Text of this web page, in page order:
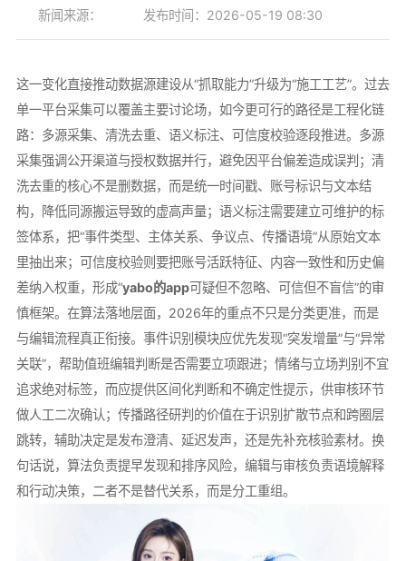
新闻来源： 发布时间：2026-05-19 08:30
这一变化直接推动数据源建设从“抓取能力”升级为“施工工艺”。过去
单一平台采集可以覆盖主要讨论场，如今更可行的路径是工程化链
路：多源采集、清洗去重、语义标注、可信度校验逐段推进。多源
采集强调公开渠道与授权数据并行，避免因平台偏差造成误判；清
洗去重的核心不是删数据，而是统一时间戳、账号标识与文本结
构，降低同源搬运导致的虚高声量；语义标注需要建立可维护的标
签体系，把“事件类型、主体关系、争议点、传播语境”从原始文本
里抽出来；可信度校验则要把账号活跃特征、内容一致性和历史偏
差纳入权重，形成“yabo的app可疑但不忽略、可信但不盲信”的审
慎框架。在算法落地层面，2026年的重点不只是分类更准，而是
与编辑流程真正衔接。事件识别模块应优先发现“突发增量”与“异常
关联”，帮助值班编辑判断是否需要立项跟进；情绪与立场判别不宜
追求绝对标签，而应提供区间化判断和不确定性提示，供审核环节
做人工二次确认；传播路径研判的价值在于识别扩散节点和跨圈层
跳转，辅助决定是发布澄清、延迟发声，还是先补充核验素材。换
句话说，算法负责提早发现和排序风险，编辑与审核负责语境解释
和行动决策，二者不是替代关系，而是分工重组。